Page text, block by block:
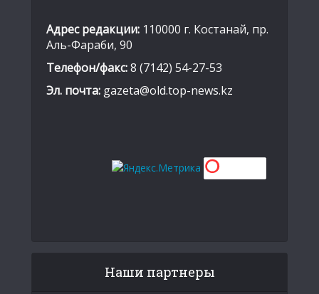
Адрес редакции: 110000 г. Костанай, пр.
Аль-Фараби, 90
Телефон/факс:8 (7142) 54-27-53
Эл. почта: gazeta@old.top-news.kz
Наши партнеры